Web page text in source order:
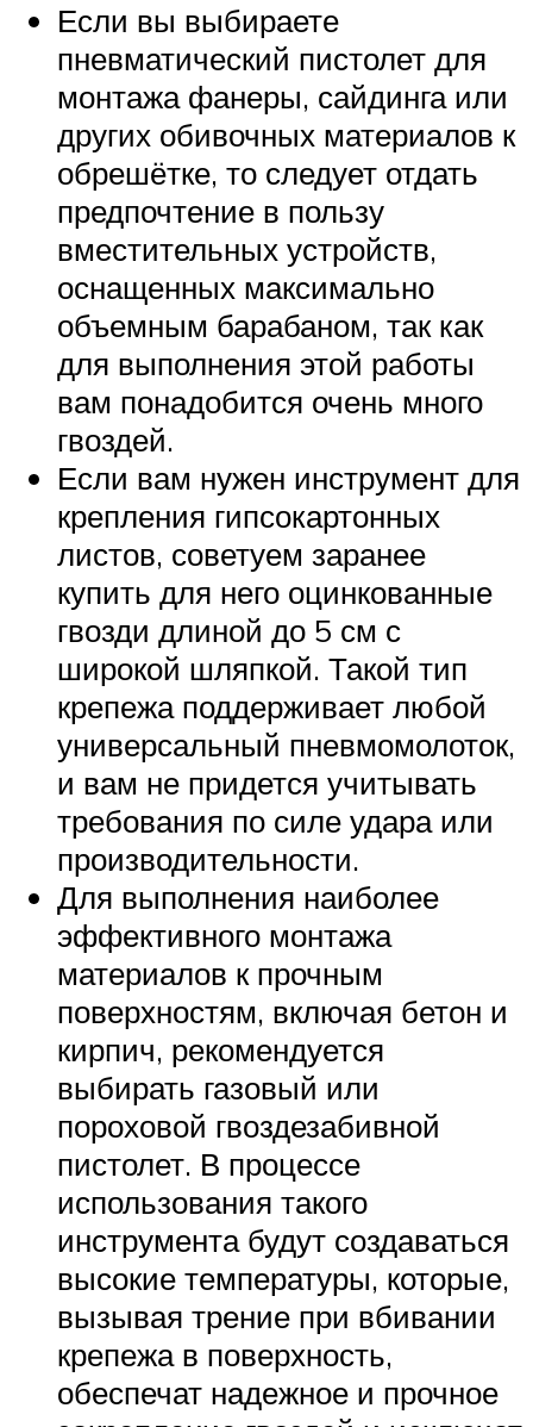
Если вы выбираете
пневматический пистолет для
монтажа фанеры, сайдинга или
других обивочных материалов к
обрешётке, то следует отдать
предпочтение в пользу
вместительных устройств,
оснащенных максимально
объемным барабаном, так как
для выполнения этой работы
вам понадобится очень много
гвоздей.
Если вам нужен инструмент для
крепления гипсокартонных
листов, советуем заранее
купить для него оцинкованные
гвозди длиной до 5 см с
широкой шляпкой. Такой тип
крепежа поддерживает любой
универсальный пневмомолоток,
и вам не придется учитывать
требования по силе удара или
производительности.
Для выполнения наиболее
эффективного монтажа
материалов к прочным
поверхностям, включая бетон и
кирпич, рекомендуется
выбирать газовый или
пороховой гвоздезабивной
пистолет. В процессе
использования такого
инструмента будут создаваться
высокие температуры, которые,
вызывая трение при вбивании
крепежа в поверхность,
обеспечат надежное и прочное